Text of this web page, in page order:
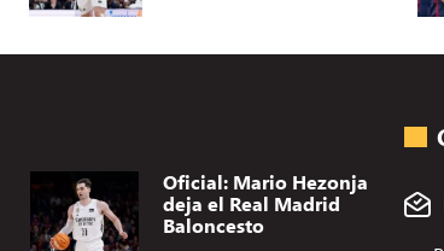
Oficial: Mario Hezonja
deja el Real Madrid
Baloncesto